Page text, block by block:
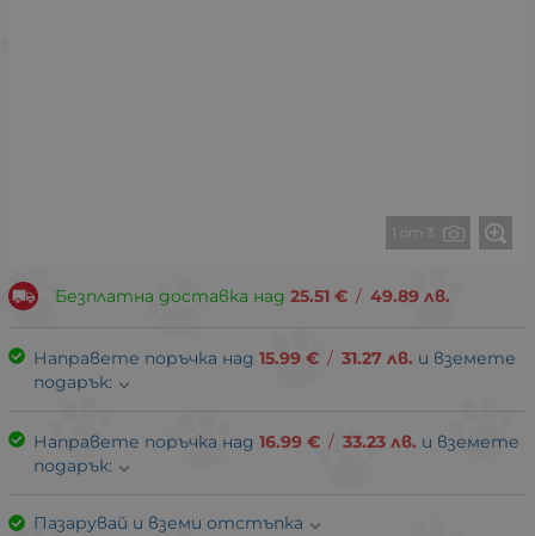
1 от 3
Безплатна доставка над 25.51 € / 49.89 лв.
Направете поръчка над 15.99 € / 31.27 лв. и вземете
подарък:
Направете поръчка над 16.99 € / 33.23 лв. и вземете
подарък:
Пазарувай и вземи отстъпка